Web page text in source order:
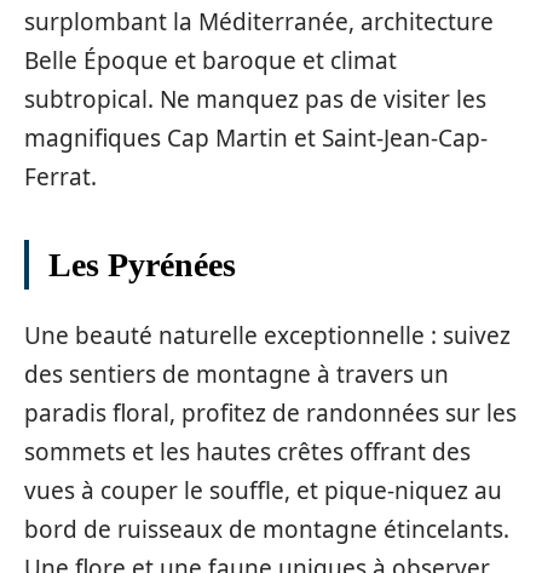
surplombant la Méditerranée, architecture
Belle Époque et baroque et climat
subtropical. Ne manquez pas de visiter les
magnifiques Cap Martin et Saint-Jean-Cap-
Ferrat.
Les Pyrénées
Une beauté naturelle exceptionnelle : suivez
des sentiers de montagne à travers un
paradis floral, profitez de randonnées sur les
sommets et les hautes crêtes offrant des
vues à couper le souffle, et pique-niquez au
bord de ruisseaux de montagne étincelants.